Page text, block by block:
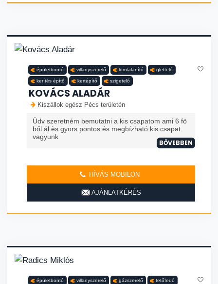
épületbontó villanyszerelő lomtalanító glettelő
kerítés építő kertépítő szigetelő
KOVÁCS ALADÁR
Kiszállok egész Pécs területén
Üdv szeretném bemutatni a kis csapatom ami 6 fö
ből ál ès gyors pontos és megbízható kis csapat
vagyunk
BŐVEBBEN
HÍVÁS MOBILON
AJÁNLATKÉRÉS
épületbontó villanyszerelő gázszerelő tetőfedő